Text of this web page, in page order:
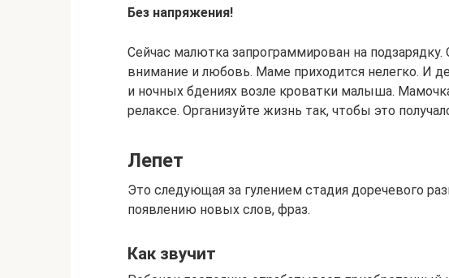
Без напряжения!
Сейчас малютка запрограммирован на
внимание и любовь. Маме приходится нелегко. И
и ночных бдениях возле кроватки малыша.
релаксе. Организуйте жизнь так, чтобы это
Лепет
Это следующая за гулением стадия доречевого
появлению новых слов, фраз.
Как звучит